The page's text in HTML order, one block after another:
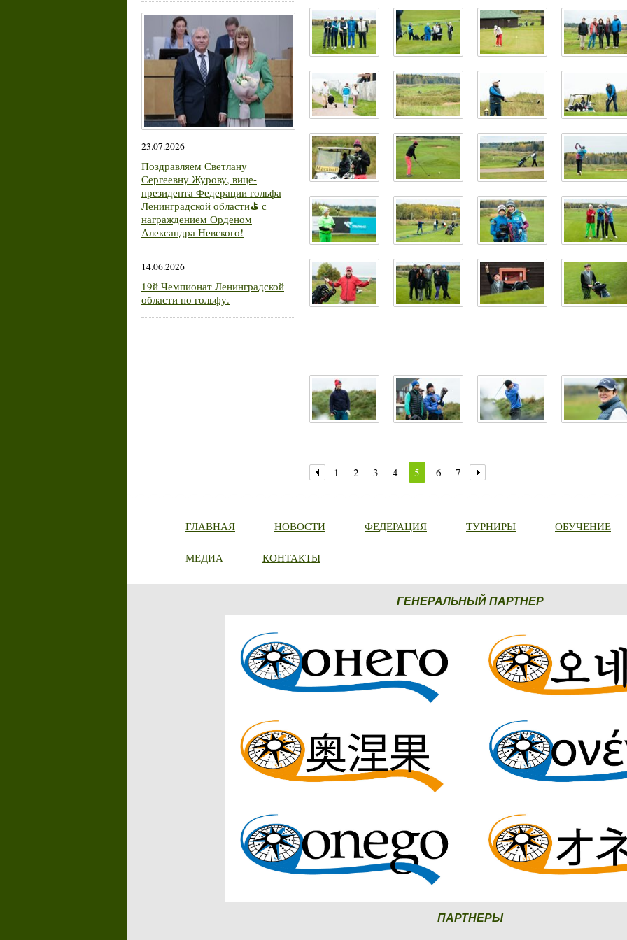
23.07.2026
Поздравляем Светлану
Сергеевну Журову, вице-
президента Федерации гольфа
Ленинградской области⛳ с
награждением Орденом
Александра Невского!
14.06.2026
19й Чемпионат Ленинградской
области по гольфу.
1 2 3 4 5 6 7
ГЛАВНАЯ НОВОСТИ ФЕДЕРАЦИЯ ТУРНИРЫ ОБУЧЕНИЕ
МЕДИА КОНТАКТЫ
ГЕНЕРАЛЬНЫЙ ПАРТНЕР
ПАРТНЕРЫ